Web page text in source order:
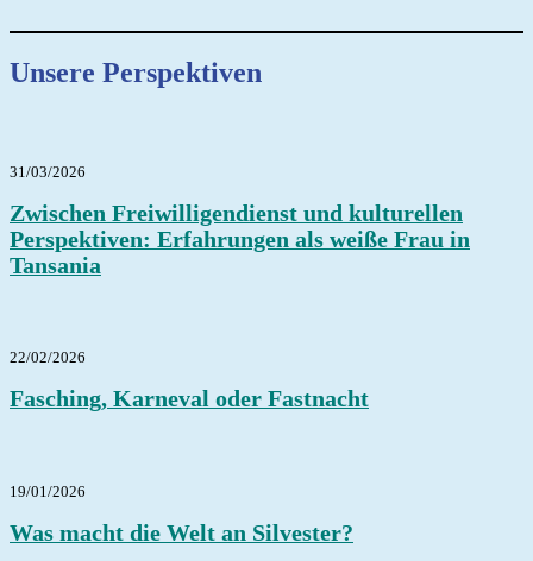
Unsere Perspektiven
31/03/2026
Zwischen Freiwilligendienst und kulturellen
Perspektiven: Erfahrungen als weiße Frau in
Tansania
22/02/2026
Fasching, Karneval oder Fastnacht
19/01/2026
Was macht die Welt an Silvester?